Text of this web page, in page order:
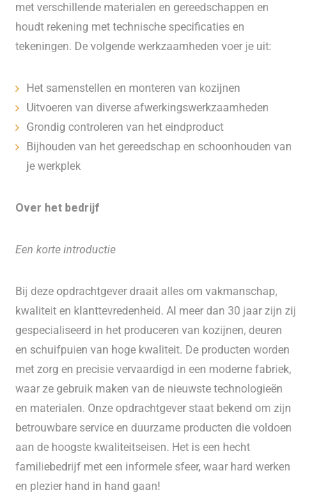
met verschillende materialen en gereedschappen en
houdt rekening met technische specificaties en
tekeningen. De volgende werkzaamheden voer je uit:
Het samenstellen en monteren van kozijnen
Uitvoeren van diverse afwerkingswerkzaamheden
Grondig controleren van het eindproduct
Bijhouden van het gereedschap en schoonhouden van
je werkplek
Over het bedrijf
Een korte introductie
Bij deze opdrachtgever draait alles om vakmanschap,
kwaliteit en klanttevredenheid. Al meer dan 30 jaar zijn zij
gespecialiseerd in het produceren van kozijnen, deuren
en schuifpuien van hoge kwaliteit. De producten worden
met zorg en precisie vervaardigd in een moderne fabriek,
waar ze gebruik maken van de nieuwste technologieën
en materialen. Onze opdrachtgever staat bekend om zijn
betrouwbare service en duurzame producten die voldoen
aan de hoogste kwaliteitseisen. Het is een hecht
familiebedrijf met een informele sfeer, waar hard werken
en plezier hand in hand gaan!